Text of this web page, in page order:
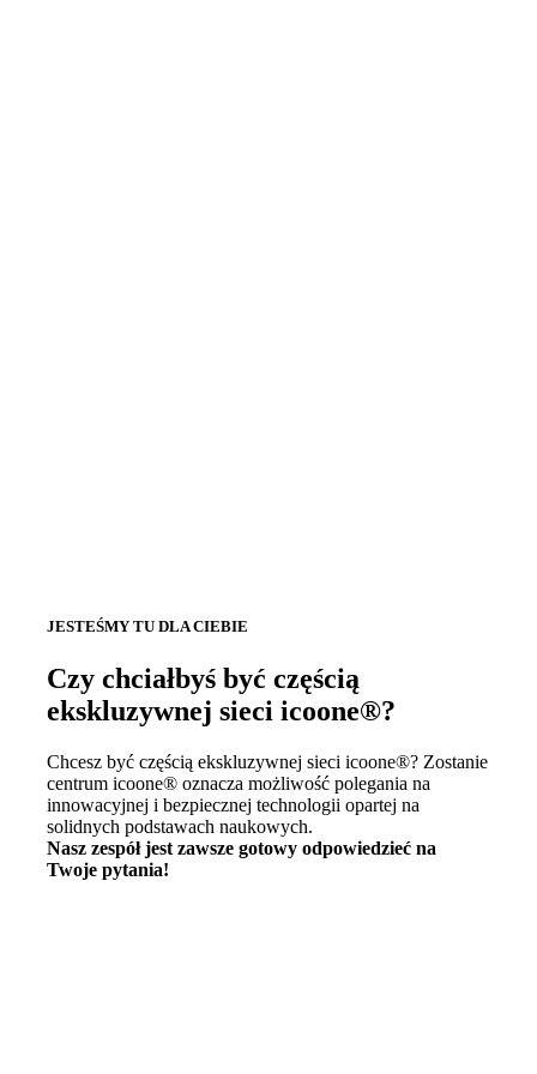
JESTEŚMY TU DLA CIEBIE
Czy chciałbyś być częścią
ekskluzywnej sieci icoone®?
Chcesz być częścią ekskluzywnej sieci icoone®? Zostanie
centrum icoone® oznacza możliwość polegania na
innowacyjnej i bezpiecznej technologii opartej na
solidnych podstawach naukowych.
Nasz zespół jest zawsze gotowy odpowiedzieć na
Twoje pytania!